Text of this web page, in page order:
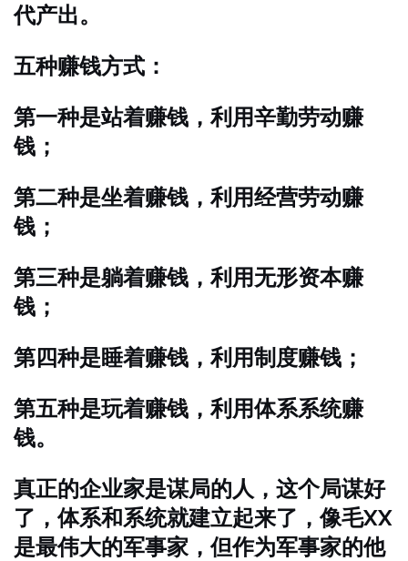
代产出。
五种赚钱方式：
第一种是站着赚钱，利用辛勤劳动赚
钱；
第二种是坐着赚钱，利用经营劳动赚
钱；
第三种是躺着赚钱，利用无形资本赚
钱；
第四种是睡着赚钱，利用制度赚钱；
第五种是玩着赚钱，利用体系系统赚
钱。
真正的企业家是谋局的人，这个局谋好
了，体系和系统就建立起来了，像毛XX
是最伟大的军事家，但作为军事家的他